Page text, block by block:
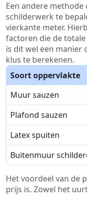
Een andere
schilderwerk te
vierkante meter.
factoren die de
is dit wel een manier
klus te berekenen.
Soort oppervlakte
Muur sauzen
Plafond sauzen
Latex spuiten
Buitenmuur
Het voordeel van de
prijs is. Zowel het